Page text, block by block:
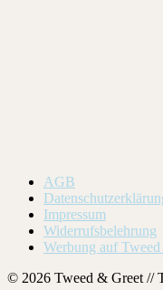
AGB
Impressum
Widerrufsbelehrung
Werbung auf
© 2026 Tweed & Greet //